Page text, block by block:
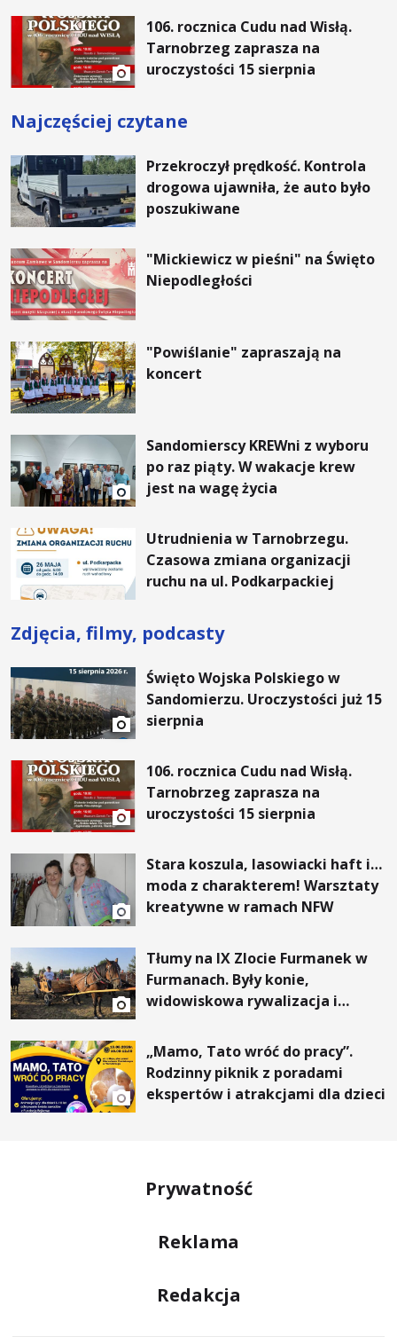
106. rocznica Cudu nad Wisłą.
Tarnobrzeg zaprasza na
uroczystości 15 sierpnia
Najczęściej czytane
Przekroczył prędkość. Kontrola
drogowa ujawniła, że auto było
poszukiwane
"Mickiewicz w pieśni" na Święto
Niepodległości
"Powiślanie" zapraszają na
koncert
Sandomierscy KREWni z wyboru
po raz piąty. W wakacje krew
jest na wagę życia
Utrudnienia w Tarnobrzegu.
Czasowa zmiana organizacji
ruchu na ul. Podkarpackiej
Zdjęcia, filmy, podcasty
Święto Wojska Polskiego w
Sandomierzu. Uroczystości już 15
sierpnia
106. rocznica Cudu nad Wisłą.
Tarnobrzeg zaprasza na
uroczystości 15 sierpnia
Stara koszula, lasowiacki haft i…
moda z charakterem! Warsztaty
kreatywne w ramach NFW
Tłumy na IX Zlocie Furmanek w
Furmanach. Były konie,
widowiskowa rywalizacja i
„Mamo, Tato wróć do pracy”.
Rodzinny piknik z poradami
ekspertów i atrakcjami dla dzieci
Prywatność
Reklama
Redakcja